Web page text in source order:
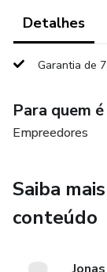
Detalhes
Garantia de
Para quem
Empreedores
Saiba
conteúdo